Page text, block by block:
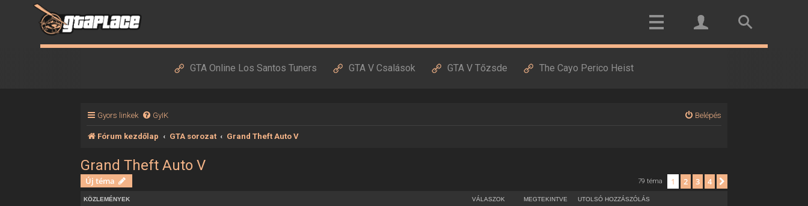
GTA Online Los Santos Tuners GTA V Csalások GTA V Tőzsde The Cayo Perico Heist
Gyors linkek GyIK Belépés
Fórum kezdőlap GTA sorozat Grand Theft Auto V
Grand Theft Auto V
Új téma 79 téma 1 2 3 4
KÖZLEMÉNYEK VÁLASZOK MEGTEKINTVE UTOLSÓ HOZZÁSZÓLÁS